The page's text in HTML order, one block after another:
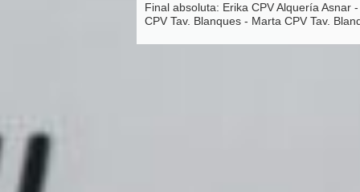
Final absoluta: Erika CPV Alquería Asnar
CPV Tav. Blanques - Marta CPV Tav.